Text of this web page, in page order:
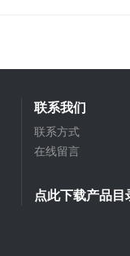
联系我们
联系方式
在线留言
点此下载产品目